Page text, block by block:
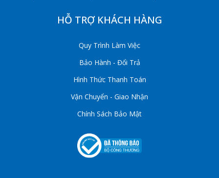
HỖ TRỢ KHÁCH HÀNG
Quy Trình Làm Việc
Bảo Hành - Đổi Trả
Hình Thức Thanh Toán
Vận Chuyển - Giao Nhận
Chính Sách Bảo Mật